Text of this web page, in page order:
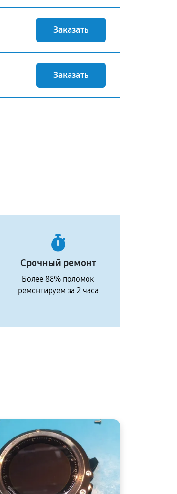
Заказать
Заказать
Срочный ремонт
Более 88% поломок
ремонтируем за 2 часа